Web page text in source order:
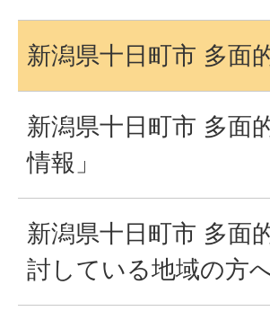
新潟県十日町市 多面
新潟県十日町市 多面
情報」
新潟県十日町市 多面
討している地域の方へ